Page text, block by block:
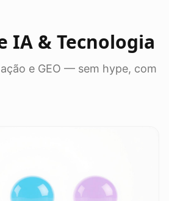
IA & Tecnologia
e GEO — sem hype, com